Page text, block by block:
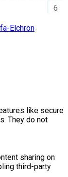
6
Elchron
like secure
They do not
sharing on
third-party